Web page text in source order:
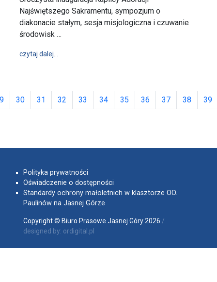
Najświętszego Sakramentu, sympozjum o
diakonacie stałym, sesja misjologiczna i czuwanie
środowisk …
czytaj dalej…
30 31 32 33 34 35 36 37 38 39
Copyright © Biuro Prasowe Jasnej Góry 2026 /
designed by: ordigital.pl
Polityka prywatności
Oświadczenie o dostępności
Standardy ochrony małoletnich w klasztorze OO.
Paulinów na Jasnej Górze